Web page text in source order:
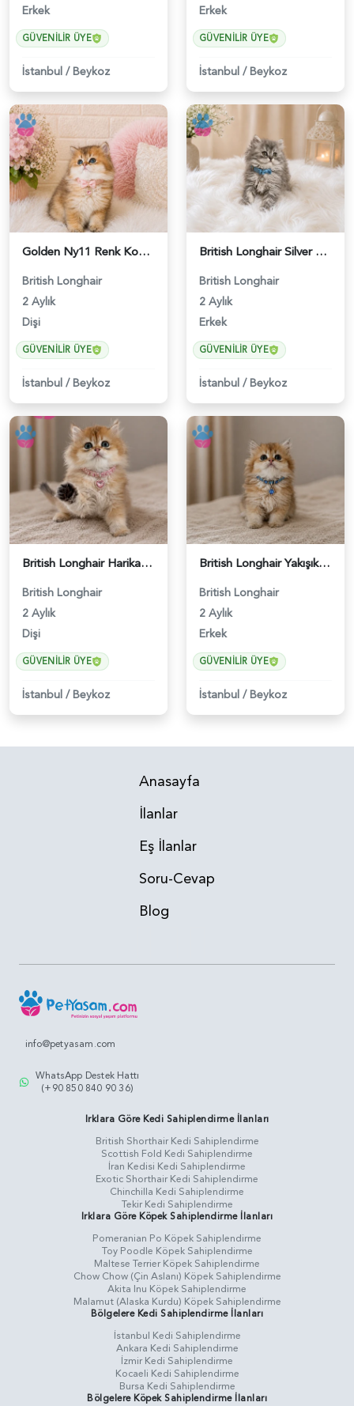
Erkek
GÜVENILIR ÜYE
İstanbul /Beykoz
Erkek
GÜVENILIR ÜYE
İstanbul /Beykoz
Golden Ny11 Renk Koduna Sahip British Longhair Kızımız - 4544
British Longhair
2 Aylık
Dişi
GÜVENILIR ÜYE
İstanbul /Beykoz
British Longhair Silver Tabby Erkek Yavrumuz - 4589
British Longhair
2 Aylık
Erkek
GÜVENILIR ÜYE
İstanbul /Beykoz
British Longhair Harika Renk Golden Dişi Yavrumuz - 5102
British Longhair
2 Aylık
Dişi
GÜVENILIR ÜYE
İstanbul /Beykoz
British Longhair Yakışıklı Erkek Yavrumuz - 5103
British Longhair
2 Aylık
Erkek
GÜVENILIR ÜYE
İstanbul /Beykoz
Anasayfa
İlanlar
Eş İlanlar
Soru-Cevap
Blog
info@petyasam.com
WhatsApp Destek Hattı
(+90 850 840 90 36)
Irklara Göre Kedi Sahiplendirme İlanları
British Shorthair Kedi Sahiplendirme
Scottish Fold Kedi Sahiplendirme
İran Kedisi Kedi Sahiplendirme
Exotic Shorthair Kedi Sahiplendirme
Chinchilla Kedi Sahiplendirme
Tekir Kedi Sahiplendirme
Irklara Göre Köpek Sahiplendirme İlanları
Pomeranian Po Köpek Sahiplendirme
Toy Poodle Köpek Sahiplendirme
Maltese Terrier Köpek Sahiplendirme
Chow Chow (Çin Aslanı) Köpek Sahiplendirme
Akita Inu Köpek Sahiplendirme
Malamut (Alaska Kurdu) Köpek Sahiplendirme
Bölgelere Kedi Sahiplendirme İlanları
İstanbul Kedi Sahiplendirme
Ankara Kedi Sahiplendirme
İzmir Kedi Sahiplendirme
Kocaeli Kedi Sahiplendirme
Bursa Kedi Sahiplendirme
Bölgelere Köpek Sahiplendirme İlanları